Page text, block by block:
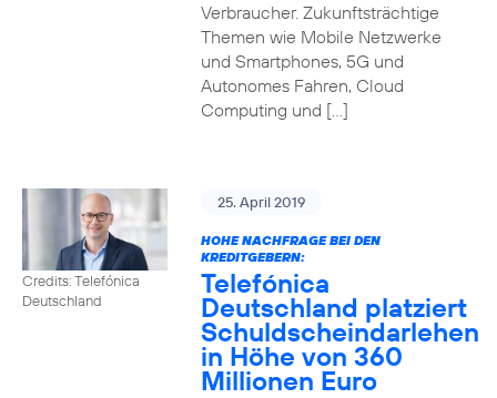
Verbraucher. Zukunftsträchtige
Themen wie Mobile Netzwerke
und Smartphones, 5G und
Autonomes Fahren, Cloud
Computing und […]
Credits: Telefónica
Deutschland
25. April 2019
HOHE NACHFRAGE BEI DEN
KREDITGEBERN:
Telefónica
Deutschland platziert
Schuldscheindarlehen
in Höhe von 360
Millionen Euro